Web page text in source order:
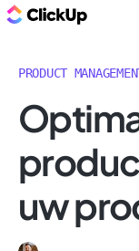
PRODUCT
uw